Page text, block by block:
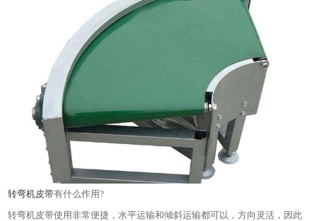
转弯机皮带有什么作用?
转弯机皮带使用非常便捷，水平运输和倾斜运输都可以，方向灵活，因此